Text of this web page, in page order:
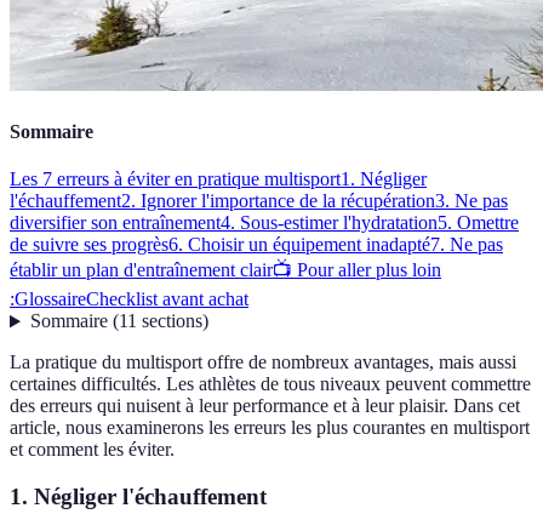
Sommaire
Les 7 erreurs à éviter en pratique multisport1. Négliger
l'échauffement2. Ignorer l'importance de la récupération3. Ne pas
diversifier son entraînement4. Sous-estimer l'hydratation5. Omettre
de suivre ses progrès6. Choisir un équipement inadapté7. Ne pas
établir un plan d'entraînement clair📺 Pour aller plus loin
:GlossaireChecklist avant achat
Sommaire(11 sections)
La pratique du multisport offre de nombreux avantages, mais aussi
certaines difficultés. Les athlètes de tous niveaux peuvent commettre
des erreurs qui nuisent à leur performance et à leur plaisir. Dans cet
article, nous examinerons les erreurs les plus courantes en multisport
et comment les éviter.
1. Négliger l'échauffement